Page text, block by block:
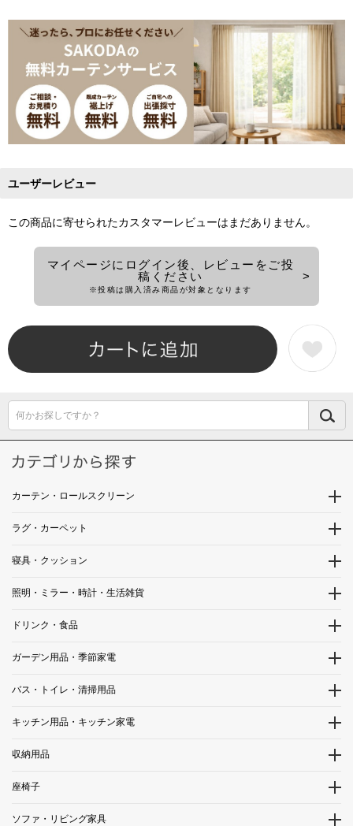
ユーザーレビュー
この商品に寄せられたカスタマーレビューはまだありません。
マイページにログイン後、レビューをご投
稿ください
※投稿は購入済み商品が対象となります
何かお探しですか？
カーテン・ロールスクリーン
ラグ・カーペット
寝具・クッション
照明・ミラー・時計・生活雑貨
ドリンク・食品
ガーデン用品・季節家電
バス・トイレ・清掃用品
キッチン用品・キッチン家電
収納用品
座椅子
ソファ・リビング家具